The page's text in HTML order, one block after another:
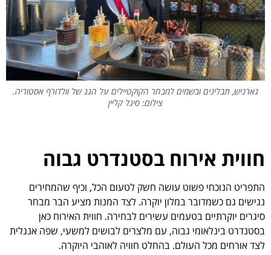
גארניש, תבלינים ובשמים למבחר הקוקטיילים על הגג של וולדורף אסטוריה.
צילום: סיגל קליין
חווית אירוח בסטנדרט גבוה
התפריט הנוכחי פשוט עושה חשק לטעום הכל, וכיף שהמחירים
נגישים גם כשמדובר במלון יוקרה. לצד המנות מציע הבר מבחר
סיגרים יוקרתיים בטעמים עשירים לבחירה. חווית האירוח כאן
בסטנדרט בינלאומי גבוה, עם מלצרים לבושים למשעי, שפה אנגלית
לצד אורחים מכל העולם. בהחלט חוויה לאוהבי היוקרה.